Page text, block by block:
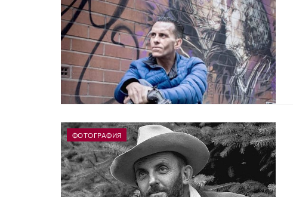
ФОТОГРАФИЯ